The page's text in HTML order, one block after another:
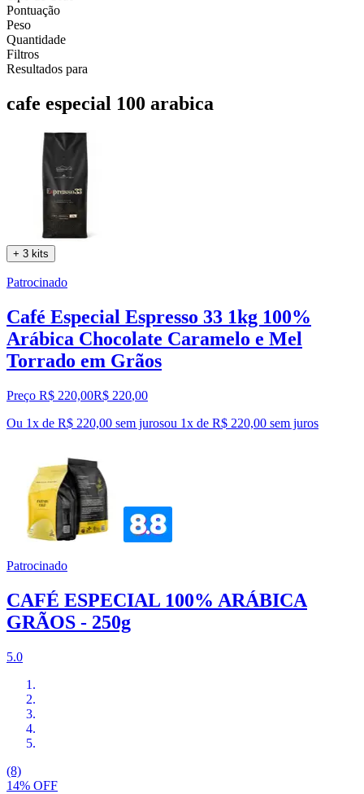
Pontuação
Peso
Quantidade
Filtros
Resultados para
cafe especial 100 arabica
+ 3 kits
Patrocinado
Café Especial Espresso 33 1kg 100%
Arábica Chocolate Caramelo e Mel
Torrado em Grãos
Preço R$ 220,00R$ 220,00
Ou 1x de R$ 220,00 sem jurosou 1x de R$ 220,00 sem juros
Patrocinado
CAFÉ ESPECIAL 100% ARÁBICA
GRÃOS - 250g
5.0
(8)
14% OFF